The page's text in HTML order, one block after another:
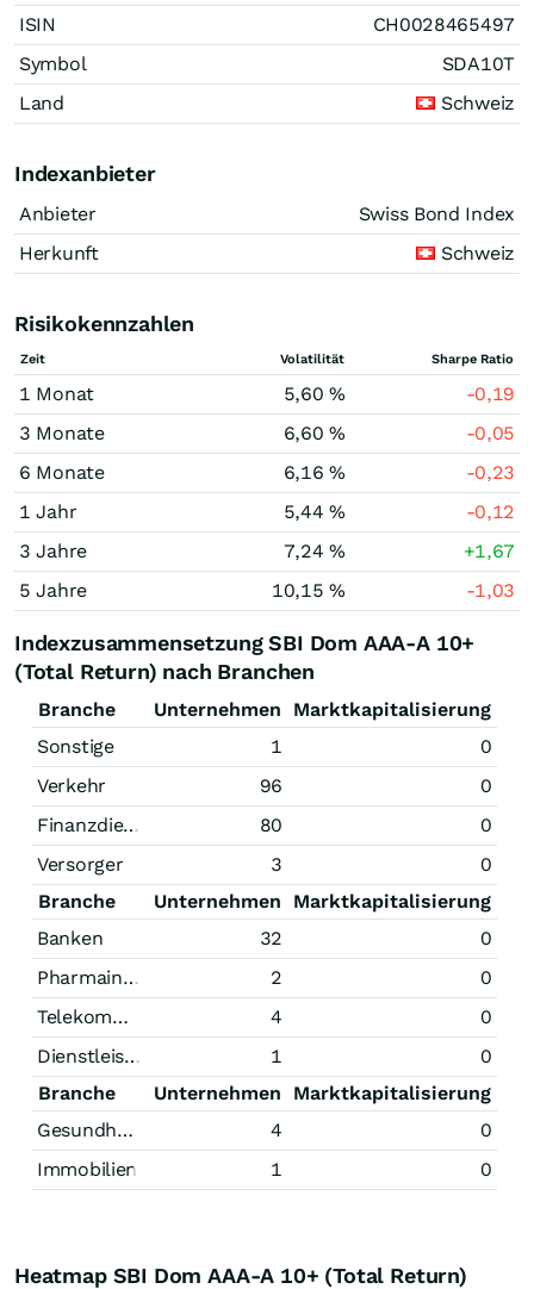
ISIN
CH0028465497
Symbol
SDA10T
Land
Schweiz
Indexanbieter
Anbieter
Swiss Bond Index
Herkunft
Schweiz
Risikokennzahlen
Zeit Volatilität Sharpe Ratio
1 Monat 5,60 %
-0,19
3 Monate
6,60 %
-0,05
6 Monate
6,16 %
-0,23
1 Jahr
5,44 %
-0,12
3 Jahre
7,24 %
+1,67
5 Jahre
10,15 % -1,03
Indexzusammensetzung SBI Dom AAA-A 10+
(Total Return) nach Branchen
Branche Unternehmen
Marktkapitalisierung
Sonstige
1
0
Verkehr
96
0
Finanzdienstleistungen
80
0
Versorger
3
0
Branche
Unternehmen
Marktkapitalisierung
Banken
32
0
Pharmaindustrie
2
0
Telekommunikation
4
0
Dienstleistungen
1
0
Branche
Unternehmen
Marktkapitalisierung
Gesundheitswesen
4
0
Immobilien
1 0
Heatmap SBI Dom AAA-A 10+ (Total Return)